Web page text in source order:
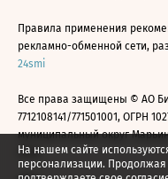
На нашем сайте
персонализации.
Правила применения
рекламно-обменной сети,
24smi
Все права защищены © АО
7712108141/771501001, ОГРН
муниципальный округ
2026